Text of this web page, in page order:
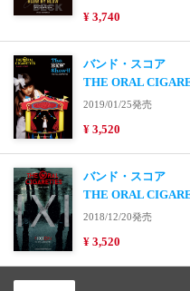
¥ 3,740
バンド・スコア
THE ORAL
2019/01/25発売
¥ 3,520
バンド・スコア
THE ORAL
2018/12/20発売
¥ 3,520